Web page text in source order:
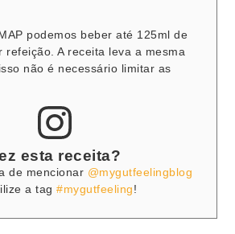
podemos beber até 125ml de
refeição. A receita leva a mesma
não é necessário limitar as
esta receita?
de mencionar @mygutfeelingblog
a tag#mygutfeeling!